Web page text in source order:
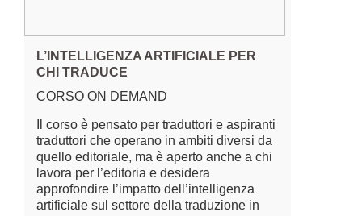
L’INTELLIGENZA ARTIFICIALE PER
CHI TRADUCE
CORSO ON DEMAND
Il corso è pensato per traduttori e aspiranti
traduttori che operano in ambiti diversi da
quello editoriale, ma è aperto anche a chi
lavora per l’editoria e desidera
approfondire l’impatto dell’intelligenza
artificiale sul settore della traduzione in